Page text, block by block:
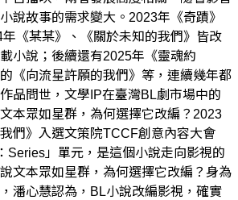
說故事的需求變大。2023年《奇蹟》
《某某》、《關於未知的我們》皆改
小說；後續還有2025年《靈魂約
《向流星許願的我們》等，連續幾年都
品問世，文學IP在臺灣BL劇市場中的
本眾如星群，為何選擇它改編？2023
們》入選文策院TCCF創意內容大會
Series」單元，是這個小說走向影視的
文本眾如星群，為何選擇它改編？身為
潘心慧認為，BL小說改編影視，確實